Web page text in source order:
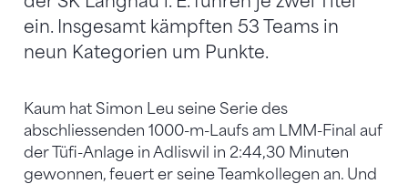
ein. Insgesamt kämpften 53 Teams in
neun Kategorien um Punkte.
Kaum hat Simon Leu seine Serie des
abschliessenden 1000-m-Laufs am LMM-Final auf
der Tüfi-Anlage in Adliswil in 2:44,30 Minuten
gewonnen, feuert er seine Teamkollegen an. Und